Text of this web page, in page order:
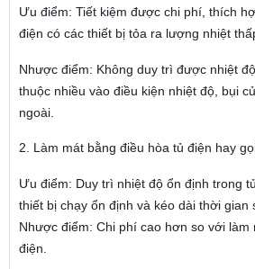
Ưu điểm: Tiết kiệm được chi phí, thích
điện có các thiết bị tỏa ra lượng nhiệt
Nhược điểm: Không duy trì được nhiệt
thuộc nhiều vào điều kiện nhiệt độ, bụi
ngoài.
2. Làm mát bằng điều hòa tủ điện hay
Ưu điểm: Duy trì nhiệt độ ổn định trong
thiết bị chạy ổn định và kéo dài thời gian
Nhược điểm: Chi phí cao hơn so với làm
điện.